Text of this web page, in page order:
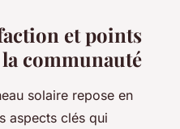
et points
communauté
solaire repose en
aspects clés qui